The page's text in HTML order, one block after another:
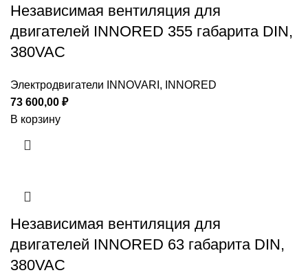
Независимая вентиляция для
двигателей INNORED 355 габарита DIN,
380VAC
Электродвигатели INNOVARI, INNORED
73 600,00 ₽
В корзину
Независимая вентиляция для
двигателей INNORED 63 габарита DIN,
380VAC